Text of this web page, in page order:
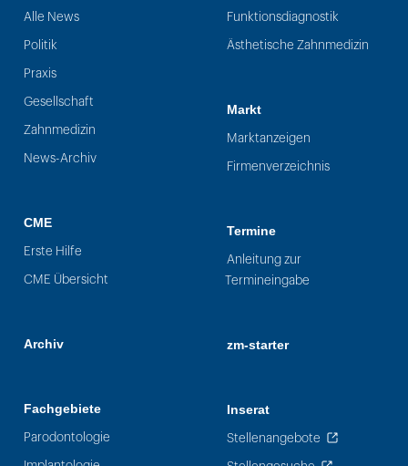
Alle News
Politik
Praxis
Gesellschaft
Zahnmedizin
News-Archiv
CME
Erste Hilfe
CME Übersicht
Archiv
Fachgebiete
Parodontologie
Funktionsdiagnostik
Ästhetische Zahnmedizin
Markt
Marktanzeigen
Firmenverzeichnis
Termine
Anleitung zur
Termineingabe
zm-starter
Inserat
Stellenangebote